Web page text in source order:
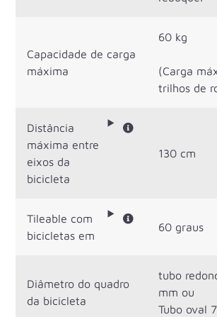
Capacidade de carga
máxima
60 kg
(Carga
trilhos de
Distância
máxima entre
eixos da
bicicleta
130 cm
Tileable com
bicicletas em
60 graus
Diâmetro do quadro
da bicicleta
tubo
mm ou
Tubo oval